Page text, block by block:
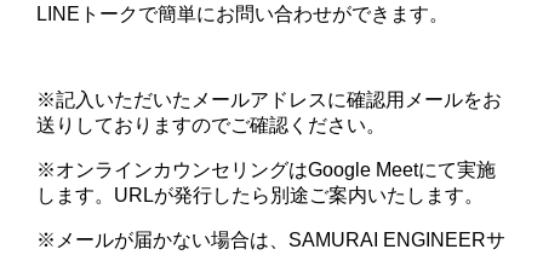
LINEトークで簡単にお問い合わせができます。
※記入いただいたメールアドレスに確認用メールをお
送りしておりますのでご確認ください。
※オンラインカウンセリングはGoogle Meetにて実施
します。URLが発行したら別途ご案内いたします。
※メールが届かない場合は、SAMURAI ENGINEERサ